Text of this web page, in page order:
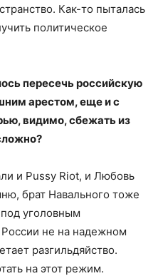
Как-то пыталась
политическое
пересечь российскую
арестом, еще и с
видимо, сбежать из
и Pussy Riot, и Любовь
брат Навального тоже
уголовным
не на надежном
разгильдяйство.
на этот режим.